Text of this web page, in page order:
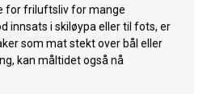
for friluftsliv for mange
innsats i skiløypa eller til fots, er
som mat stekt over bål eller
kan måltidet også nå